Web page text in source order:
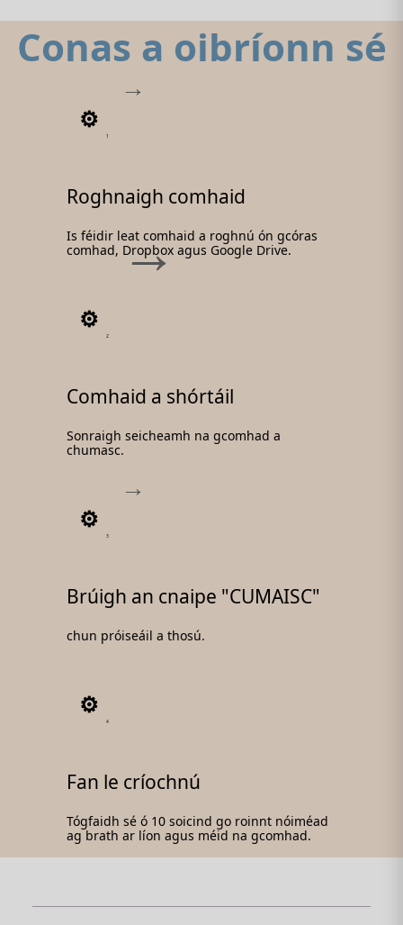
Conas a oibríonn sé
1
Roghnaigh comhaid
Is féidir leat comhaid a roghnú ón gcóras
comhad, Dropbox agus Google Drive.
2
Comhaid a shórtáil
Sonraigh seicheamh na gcomhad a
chumasc.
3
Brúigh an cnaipe "CUMAISC"
chun próiseáil a thosú.
4
Fan le críochnú
Tógfaidh sé ó 10 soicind go roinnt nóiméad
ag brath ar líon agus méid na gcomhad.